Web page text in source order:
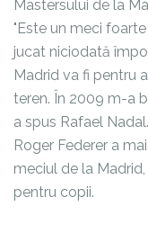
Mastersului de la
"Este un meci
jucat niciodată
Madrid va fi pentru
teren. În 2009 m-a
a spus Rafael Nadal.
Roger Federer a
meciul de la
pentru copii.